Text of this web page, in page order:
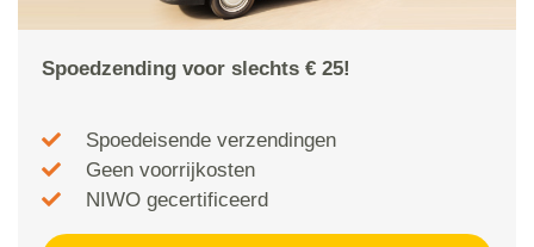
Spoedzending voor slechts € 25!
Spoedeisende verzendingen
Geen voorrijkosten
NIWO gecertificeerd